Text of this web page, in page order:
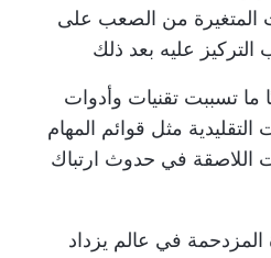
المتغيرة من الصعب على
التركيز عليه بعد ذلك
ما تسببت تقنيات وأدوات
التقليدية مثل قوائم المهام
اللاصقة في حدوث ارتباك
في عالم يزداد